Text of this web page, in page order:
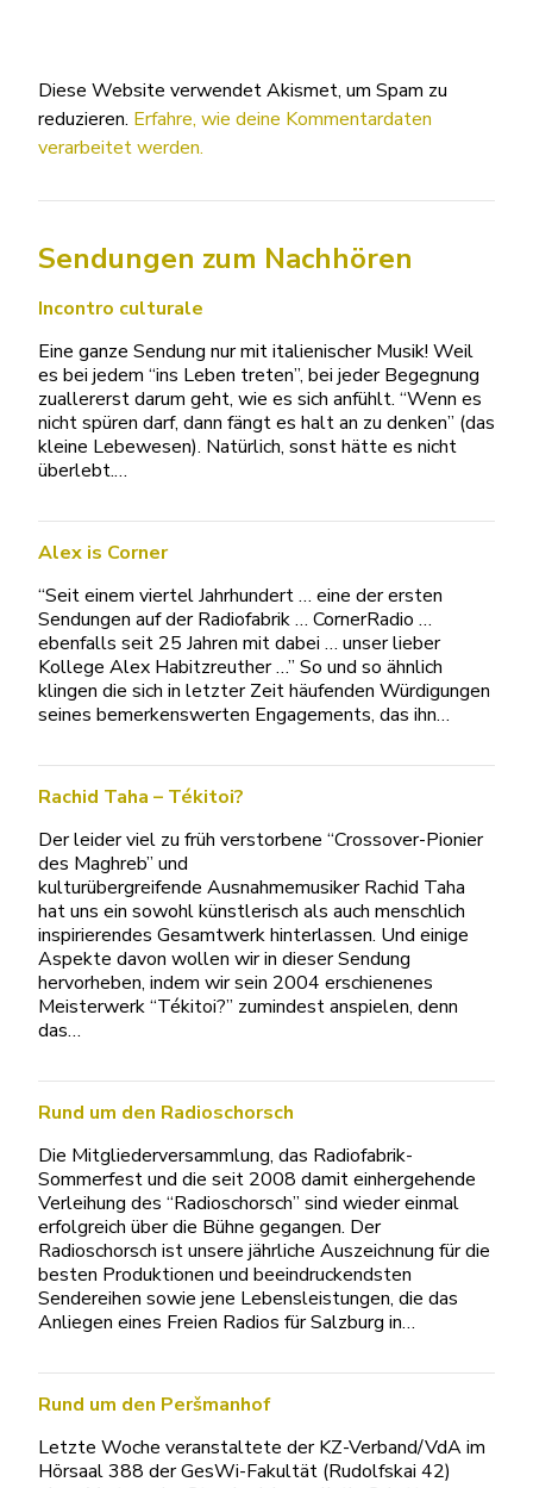
Diese Website verwendet Akismet, um Spam zu
reduzieren. Erfahre, wie deine Kommentardaten
verarbeitet werden.
Sendungen zum Nachhören
Incontro culturale
Eine ganze Sendung nur mit italienischer Musik! Weil
es bei jedem “ins Leben treten”, bei jeder Begegnung
zuallererst darum geht, wie es sich anfühlt. “Wenn es
nicht spüren darf, dann fängt es halt an zu denken” (das
kleine Lebewesen). Natürlich, sonst hätte es nicht
überlebt.…
Alex is Corner
“Seit einem viertel Jahrhundert … eine der ersten
Sendungen auf der Radiofabrik … CornerRadio …
ebenfalls seit 25 Jahren mit dabei … unser lieber
Kollege Alex Habitzreuther …” So und so ähnlich
klingen die sich in letzter Zeit häufenden Würdigungen
seines bemerkenswerten Engagements, das ihn…
Rachid Taha – Tékitoi?
Der leider viel zu früh verstorbene “Crossover-Pionier
des Maghreb” und
kulturübergreifende Ausnahmemusiker Rachid Taha
hat uns ein sowohl künstlerisch als auch menschlich
inspirierendes Gesamtwerk hinterlassen. Und einige
Aspekte davon wollen wir in dieser Sendung
hervorheben, indem wir sein 2004 erschienenes
Meisterwerk “Tékitoi?” zumindest anspielen, denn
das…
Rund um den Radioschorsch
Die Mitgliederversammlung, das Radiofabrik-
Sommerfest und die seit 2008 damit einhergehende
Verleihung des “Radioschorsch” sind wieder einmal
erfolgreich über die Bühne gegangen. Der
Radioschorsch ist unsere jährliche Auszeichnung für die
besten Produktionen und beeindruckendsten
Sendereihen sowie jene Lebensleistungen, die das
Anliegen eines Freien Radios für Salzburg in…
Rund um den Peršmanhof
Letzte Woche veranstaltete der KZ-Verband/VdA im
Hörsaal 388 der GesWi-Fakultät (Rudolfskai 42)